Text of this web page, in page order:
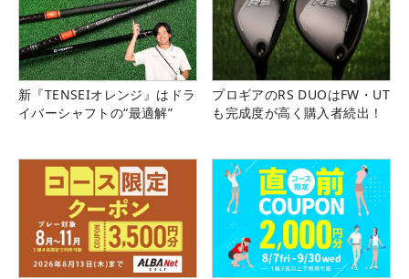
新『TENSEIオレンジ』はドラ
イバーシャフトの“最適解”
プロギアのRS DUOはFW・UT
も完成度が高く購入者続出！